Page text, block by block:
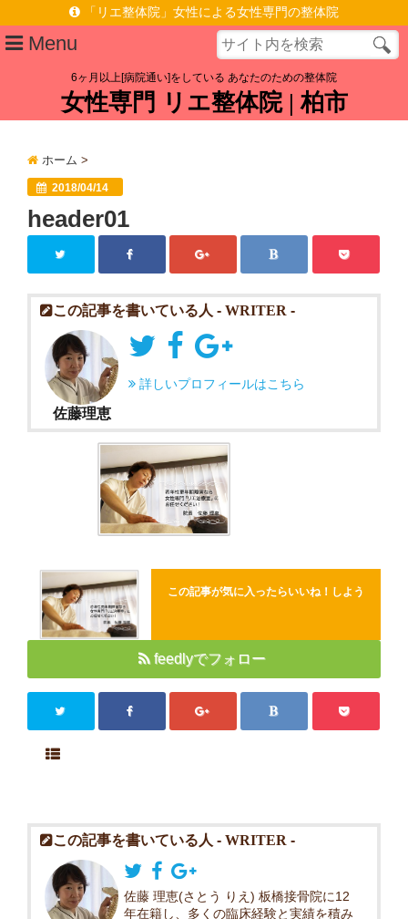
「リエ整体院」女性による女性専門の整体院
Menu
プロフィール
症状メニュー
慢性腰痛を根本原因から改善へ | 女性専門 | 柏駅東口徒歩6分
脊柱管狭窄症なら | 女性専門 リエ整体院 | 柏駅東口徒歩6分
お客様の声
アクセス
6ヶ月以上[病院通い]をしている あなたのための整体院
女性専門 リエ整体院 | 柏市
ホーム >
2018/04/14
header01
この記事を書いている人 - WRITER -
佐藤理恵
詳しいプロフィールはこちら
この記事が気に入ったらいいね！しよう
feedlyでフォロー
この記事を書いている人 - WRITER -
佐藤 理恵(さとう りえ) 板橋接骨院に12
年在籍し、多くの臨床経験と実績を積み